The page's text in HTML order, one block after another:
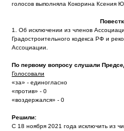
голосов выполняла Кокорина Ксения
1. Об исключении из членов
Градостроительного кодекса РФ и
Ассоциации.
По первому вопросу слушали
Голосовали
«за» - единогласно
«против» - 0
«воздержался» - 0
Решили:
С 18 ноября 2021 года исключить из